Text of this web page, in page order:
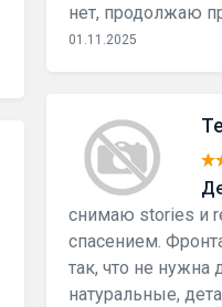
нет, продолжаю
01.11.2025
снимаю stories и
спасением.
так, что не нужна
натуральные,